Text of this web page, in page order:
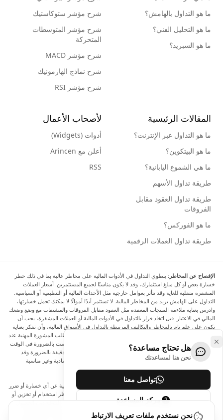
ما هو التداول بالهامش؟
ما هو التحليل الفني؟
ما هو السبريد؟
شرح مؤشر ستوكاستيك
شرح مؤشر المتوسطات
المتحركة
شرح مؤشر MACD
شرح نماذج الهارمونيك
شرح مؤشر RSI
المقالات الرئيسية
ما هو التداول عبر الإنترنت؟
ما هو البيتكوين؟
ما هي الشموع اليابانية؟
طريقة تداول الأسهم
طريقة تداول العقود مقابل
الفروقات
ما هو الفوركس؟
طريقة تداول العملات الرقمية
لأصحاب الأعمال
أدوات (Widgets)
أعلن مع Arincen
RSS
الإفصاح عن المخاطر: ينطوي التداول في الأدوات المالية على مخاطر عالية بما في ذلك خطر
خسارة بعض أو كل مبلغ استثمارك، وقد لا يكون مناسبًا لجميع المستثمرين. أسعار العملات
المشفرة متقلبة للغاية وقد تتأثر بعوامل خارجية مثل الأحداث المالية أو التنظيمية أو السياسية.
التداول على الهامش يزيد من المخاطر المالية. لا تستثمر أبدًا أموالًا لا يمكنك تحمل خسارتها،
وادرس بعناية ملاءمة المنتجات المعقدة مثل العقود مقابل الفروقات والمشتقات مع وضع وضعك
المالي في الاعتبار. قبل اتخاذ قرار بالتداول في الأدوات المالية أو العملات المشفرة، يجب أن
تكون على علم تام بالمخاطر والتكاليف المرتبطة بالتداول في الأسواق المالية، وأن تفكر بعناية
في أهدافك الاستثمارية ومستوى خبرتك ورغبتك في المخاطرة، وأن تطلب المشورة المهنية عند
الحاجة. تود Arincen أن تذكرك بأن البيانات الواردة في هذا الموقع ليست بالضرورة في الوقت
الفعلي وليست دقيقة. البيانات والأسعار الموجودة على الموقع ليست دقيقة بالضرورة وقد
تختلف عن السعر الفعلي في أي سوق معينة، مما يعني أن الأسعار إرشادية وغير مناسبة
لأغراض التداول.
لن يتحمل Arincen وأي مزود للبيانات الواردة في هذا الموقع المسؤولية عن أي خسارة أو ضرر
نتيجة لتداولك، أو اعتمادك على المعلومات الواردة في هذا الموقع. يحظر استخدام أو تخزين أو
إعادة إنتاج أو عرض أو تعديل أو نقل أو توزيع البيانات الموجودة في هذا الموقع دون الحصول
على إذن كتابي صريح مسبق من Arincen و/أو مزود البيانات. جميع حقوق الملكية الفكرية
هل تحتاج مساعدة؟
نحن هنا لمساعدتك
تواصل معنا
مركز المساعدة
نحن نستخدم ملفات تعريف الارتباط